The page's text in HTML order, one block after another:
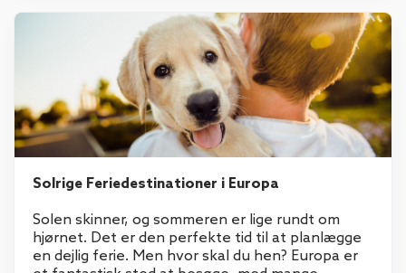
Solrige Feriedestinationer i Europa
Solen skinner, og sommeren er lige rundt om
hjørnet. Det er den perfekte tid til at planlægge
en dejlig ferie. Men hvor skal du hen? Europa er